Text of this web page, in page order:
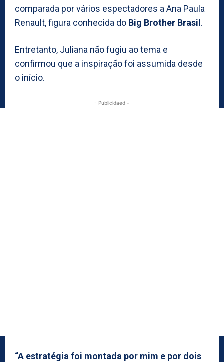
comparada por vários espectadores a Ana Paula
Renault, figura conhecida do Big Brother Brasil .
Entretanto, Juliana não fugiu ao tema e
confirmou que a inspiração foi assumida desde
o início.
- Publicidaed -
“A estratégia foi montada por mim e por dois